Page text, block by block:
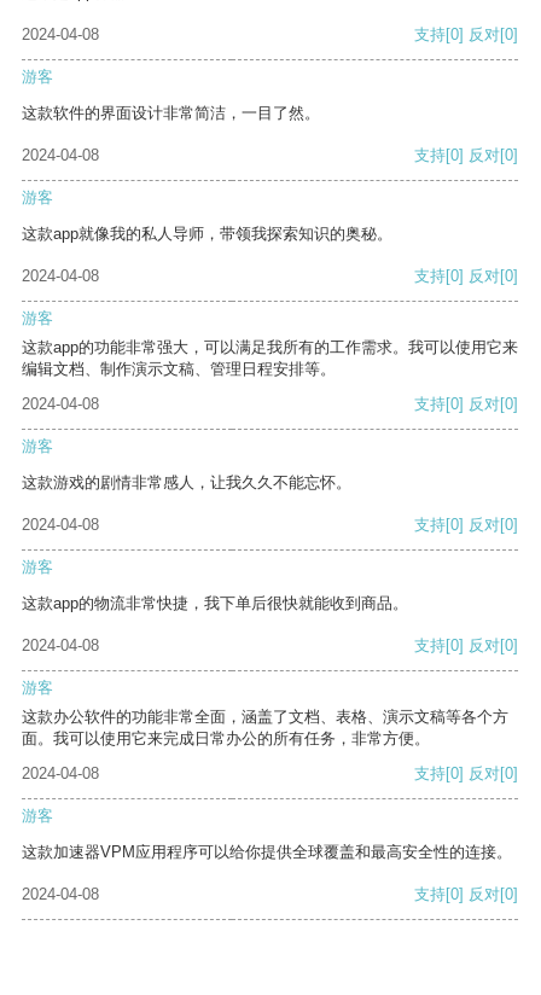
2024-04-08 支持[0] 反对[0]
游客
这款软件的界面设计非常简洁，一目了然。
2024-04-08 支持[0] 反对[0]
游客
这款app就像我的私人导师，带领我探索知识的奥秘。
2024-04-08 支持[0] 反对[0]
游客
这款app的功能非常强大，可以满足我所有的工作需求。我可以使用它来
编辑文档、制作演示文稿、管理日程安排等。
2024-04-08
支持[0] 反对[0]
游客
这款游戏的剧情非常感人，让我久久不能忘怀。
2024-04-08 支持[0] 反对[0]
游客
这款app的物流非常快捷，我下单后很快就能收到商品。
2024-04-08 支持[0] 反对[0]
游客
这款办公软件的功能非常全面，涵盖了文档、表格、演示文稿等各个方
面。我可以使用它来完成日常办公的所有任务，非常方便。
2024-04-08
支持[0] 反对[0]
游客
这款加速器VPM应用程序可以给你提供全球覆盖和最高安全性的连接。
2024-04-08 支持[0] 反对[0]